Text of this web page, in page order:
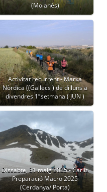
(Moianès)
Activitat recurrent - Marxa
Nòrdica ((Gallecs ) de dilluns a
divendres 1ºsetmana ( JUN )
Dissabte, 31 maig 2025 - Carlit.
Preparació Macro 2025
(Cerdanya/ Porta)